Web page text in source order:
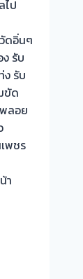
ไป
ดอิ่นๆ
รับ
รับ
ขัด
ลอย
พชร
า